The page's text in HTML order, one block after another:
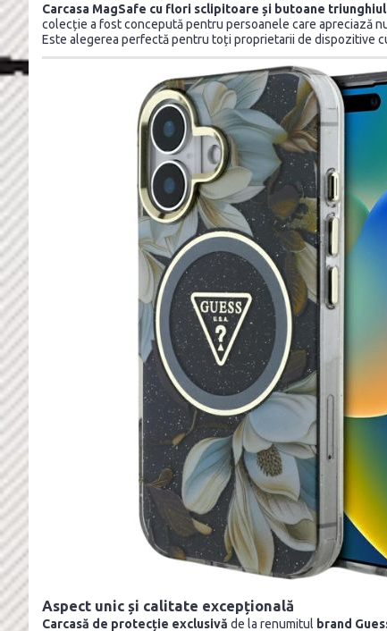
Carcasa MagSafe cu flori sclipitoare și butoane
colecție a fost concepută pentru persoanele care apreciază
Este alegerea perfectă pentru toți proprietarii de dispozitive
Aspect unic și calitate excepțională
Carcasă de protecție exclusivă de la renumitul brand